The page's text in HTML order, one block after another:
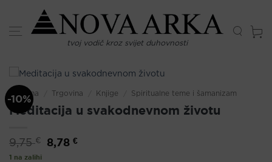
content
tvoj vodič kroz svijet duhovnosti
-10%
Početna Trgovina Knjige Spiritualne teme i šamanizam
Meditacija u svakodnevnom životu
9,75€
Izvorna
cijena
8,78€Trenutna
1 na zalihi